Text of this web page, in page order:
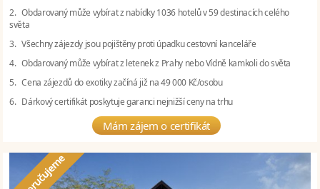
2. Obdarovaný může vybírat z nabídky 1036 hotelů v 59 destinacích celého
světa
3. Všechny zájezdy jsou pojištěny proti úpadku cestovní kanceláře
4. Obdarovaný může vybírat z letenek z Prahy nebo Vídně kamkoli do světa
5. Cena zájezdů do exotiky začíná již na 49 000 Kč/osobu
6. Dárkový certifikát poskytuje garanci nejnižší ceny na trhu
Mám zájem o certifikát